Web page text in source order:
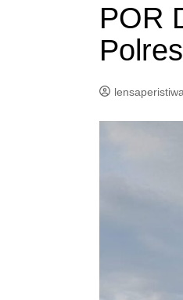
POR
lensaperistiwa